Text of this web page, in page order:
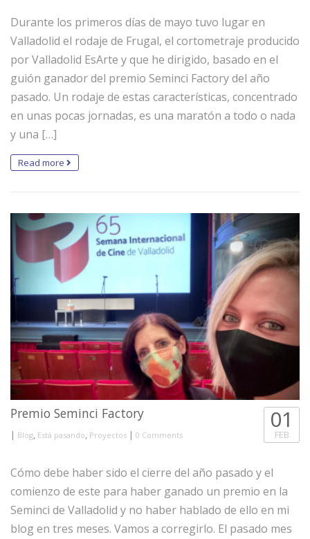
Durante los primeros días de mayo tuvo lugar en
Valladolid el rodaje de Frugal, el cortometraje producido
por Valladolid EsArte y que he dirigido, basado en el
guión ganador del premio Seminci Factory del año
pasado. Un rodaje de estas características, concentrado
en unas pocas jornadas, es una maratón a todo o nada
y una […]
Read more
Premio Seminci Factory
| Blog Está pasando Proyectos | 0 Comments
01
FEB
Cómo debe haber sido el cierre del año pasado y el
comienzo de este para haber ganado un premio en la
Seminci de Valladolid y no haber hablado de ello en mi
blog en tres meses. Vamos a corregirlo. El pasado mes